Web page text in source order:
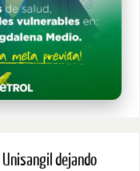
dejando